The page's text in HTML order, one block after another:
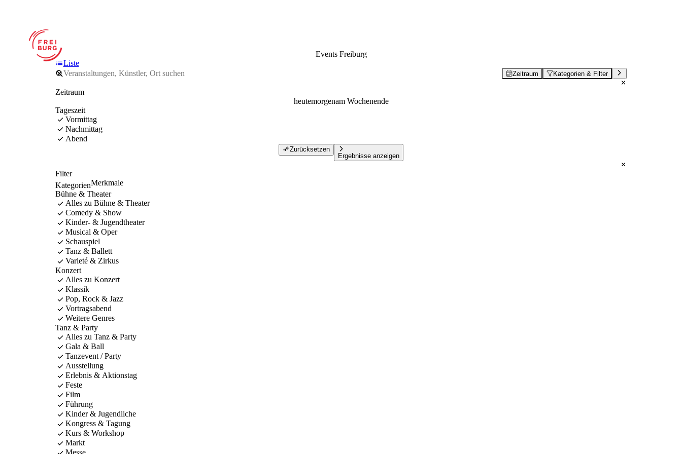
Events Freiburg
Liste
Zeitraum Kategorien & Filter
Zeitraum
heutemorgenam Wochenende
Tageszeit
Vormittag
Nachmittag
Abend
Zurücksetzen
Ergebnisse anzeigen
Filter
KategorienMerkmale
Bühne & Theater
Alles zu Bühne & Theater
Comedy & Show
Kinder- & Jugendtheater
Musical & Oper
Schauspiel
Tanz & Ballett
Varieté & Zirkus
Konzert
Alles zu Konzert
Klassik
Pop, Rock & Jazz
Vortragsabend
Weitere Genres
Tanz & Party
Alles zu Tanz & Party
Gala & Ball
Tanzevent / Party
Ausstellung
Erlebnis & Aktionstag
Feste
Film
Führung
Kinder & Jugendliche
Kongress & Tagung
Kurs & Workshop
Markt